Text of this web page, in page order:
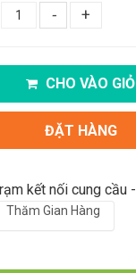
- +
CHO VÀO GIỎ
ĐẶT HÀNG
Thăm Gian Hàng